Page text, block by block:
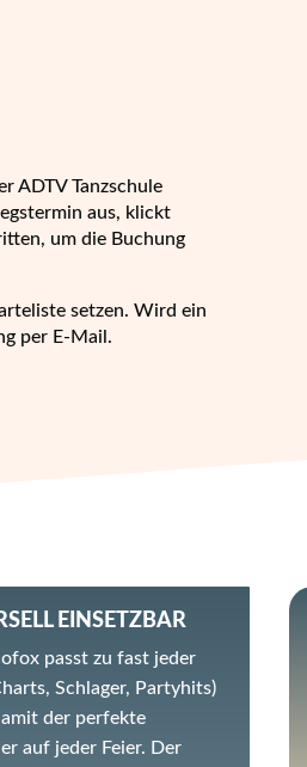
ADTV Tanzschule
aus, klickt
um die Buchung
setzen. Wird ein
per E-Mail.
EINSETZBAR
passt zu fast jeder
Schlager, Partyhits)
der perfekte
auf jeder Feier. Der